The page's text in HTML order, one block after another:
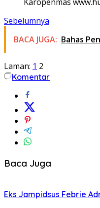
Sebelumnya
BACA JUGA: Bahas
Laman: 1 2
Komentar
Baca Juga
Eks Jampidsus Febrie